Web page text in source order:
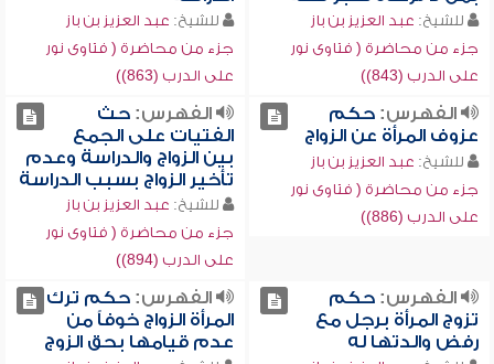
للشيخ: عبد العزيز بن باز
جزء من محاضرة ( فتاوى نور
على الدرب (843))
للشيخ: عبد العزيز بن باز
جزء من محاضرة ( فتاوى نور
على الدرب (863))
الفهرس:حكم
عزوف المرأة عن الزواج
للشيخ: عبد العزيز بن باز
جزء من محاضرة ( فتاوى نور
على الدرب (886))
الفهرس:حث
الفتيات على الجمع
بين الزواج والدراسة وعدم
تأخير الزواج بسبب الدراسة
للشيخ: عبد العزيز بن باز
جزء من محاضرة ( فتاوى نور
على الدرب (894))
الفهرس:حكم
تزوج المرأة برجل مع
رفض والدتها له
الفهرس:حكم ترك
المرأة الزواج خوفاً من
عدم قيامها بحق الزوج